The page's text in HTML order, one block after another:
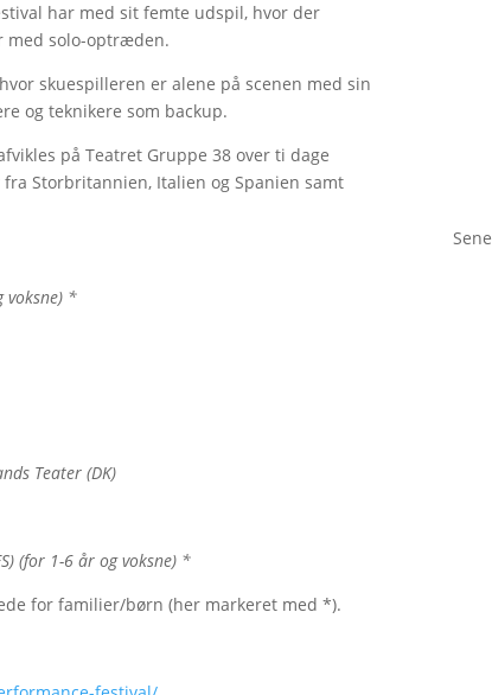
har med sit femte udspil, hvor der
med solo-optræden.
skuespilleren er alene på scenen med sin
og teknikere som backup.
på Teatret Gruppe 38 over ti dage
Storbritannien, Italien og Spanien samt
voksne) *
Teater (DK)
(for 1-6 år og voksne) *
for familier/børn (her markeret med *).